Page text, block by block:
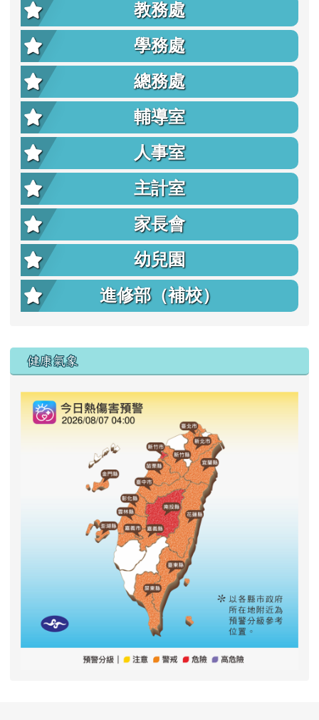
教務處
學務處
總務處
輔導室
人事室
主計室
家長會
幼兒園
進修部（補校）
右邊區域內容
健康氣象